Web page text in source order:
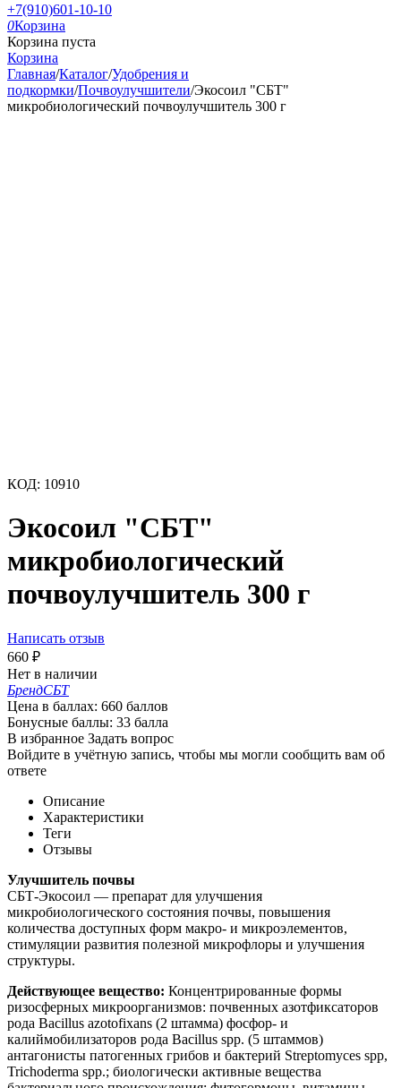
+7(910)601-10-10
0Корзина
Корзина пуста
Корзина
Главная/Каталог/Удобрения и
подкормки/Почвоулучшители/Экосоил "СБТ"
микробиологический почвоулучшитель 300 г
КОД: 10910
Экосоил "СБТ"
микробиологический
почвоулучшитель 300 г
Написать отзыв
660 ₽
Нет в наличии
БрендСБТ
Цена в баллах: 660 баллов
Бонусные баллы: 33 балла
В избранное Задать вопрос
Войдите в учётную запись, чтобы мы могли сообщить вам об
ответе
Описание
Характеристики
Теги
Отзывы
Улучшитель почвы
СБТ-Экосоил — препарат для улучшения
микробиологического состояния почвы, повышения
количества доступных форм макро- и микроэлементов,
стимуляции развития полезной микрофлоры и улучшения
структуры.
Действующее вещество: Концентрированные формы
ризосферных микроорганизмов: почвенных азотфиксаторов
рода Вacillus azotofixans (2 штамма) фосфор- и
калиймобилизаторов рода Вacillus spp. (5 штаммов)
антагонисты патогенных грибов и бактерий Streptomyces spp,
Trichoderma spp.; биологически активные вещества